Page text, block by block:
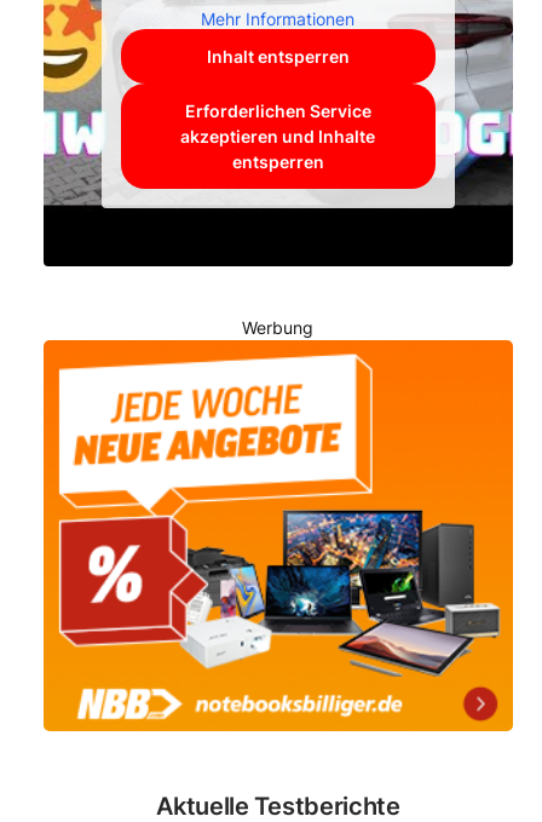
Mehr Informationen
Inhalt entsperren
Erforderlichen Service
akzeptieren und Inhalte
entsperren
Werbung
Aktuelle Testberichte